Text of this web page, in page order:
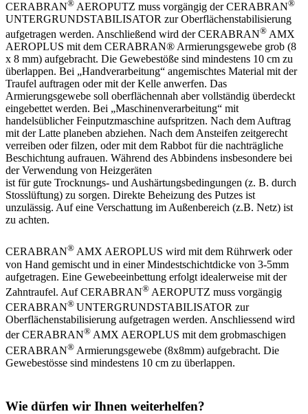
CERABRAN® AEROPUTZ muss vorgängig der CERABRAN®
UNTERGRUNDSTABILISATOR zur Oberflächenstabilisierung
aufgetragen werden. Anschließend wird der CERABRAN® AMX
AEROPLUS mit dem CERABRAN® Armierungsgewebe grob (8
x 8 mm) aufgebracht. Die Gewebestöße sind mindestens 10 cm zu
überlappen. Bei „Handverarbeitung“ angemischtes Material mit der
Traufel auftragen oder mit der Kelle anwerfen. Das
Armierungsgewebe soll oberflächennah aber vollständig überdeckt
eingebettet werden. Bei „Maschinenverarbeitung“ mit
handelsüblicher Feinputzmaschine aufspritzen. Nach dem Auftrag
mit der Latte planeben abziehen. Nach dem Ansteifen zeitgerecht
verreiben oder filzen, oder mit dem Rabbot für die nachträgliche
Beschichtung aufrauen. Während des Abbindens insbesondere bei
der Verwendung von Heizgeräten
ist für gute Trocknungs- und Aushärtungsbedingungen (z. B. durch
Stosslüftung) zu sorgen. Direkte Beheizung des Putzes ist
unzulässig. Auf eine Verschattung im Außenbereich (z.B. Netz) ist
zu achten.
CERABRAN® AMX AEROPLUS wird mit dem Rührwerk oder
von Hand gemischt und in einer Mindestschichtdicke von 3-5mm
aufgetragen. Eine Gewebeeinbettung erfolgt idealerweise mit der
Zahntraufel. Auf CERABRAN® AEROPUTZ muss vorgängig
CERABRAN® UNTERGRUNDSTABILISATOR zur
Oberflächenstabilisierung aufgetragen werden. Anschliessend wird
der CERABRAN® AMX AEROPLUS mit dem grobmaschigen
CERABRAN® Armierungsgewebe (8x8mm) aufgebracht. Die
Gewebestösse sind mindestens 10 cm zu überlappen.
Wie dürfen wir Ihnen weiterhelfen?